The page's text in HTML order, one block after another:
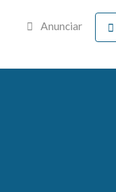
Anunciar